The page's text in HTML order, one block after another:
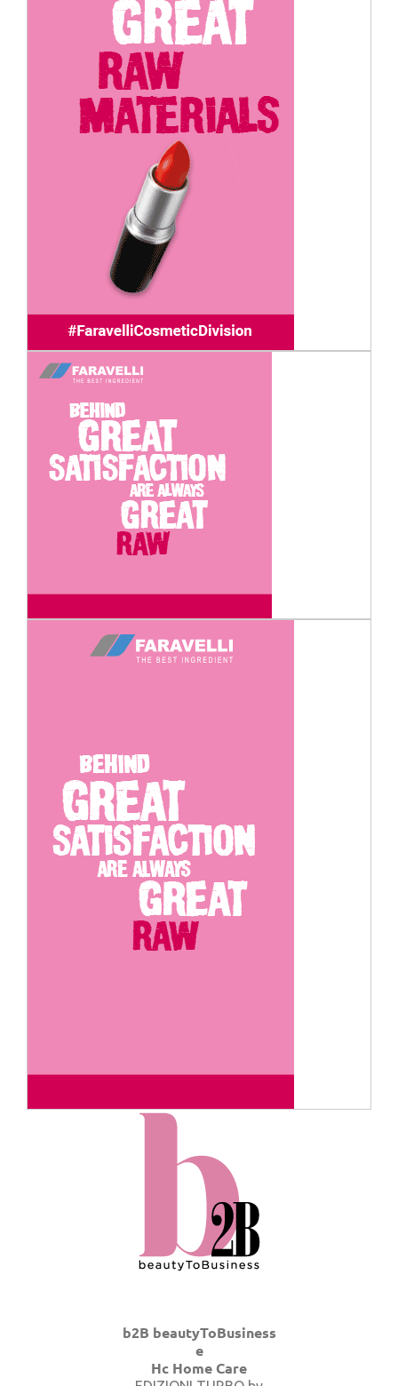
b2B beautyToBusiness
e
Hc Home Care